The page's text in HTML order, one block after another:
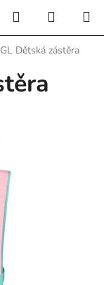
Hledat
KOŠÍK
Dětská zástěra